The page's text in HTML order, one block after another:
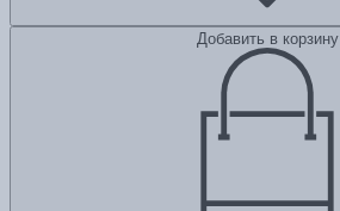
Добавить в корзину